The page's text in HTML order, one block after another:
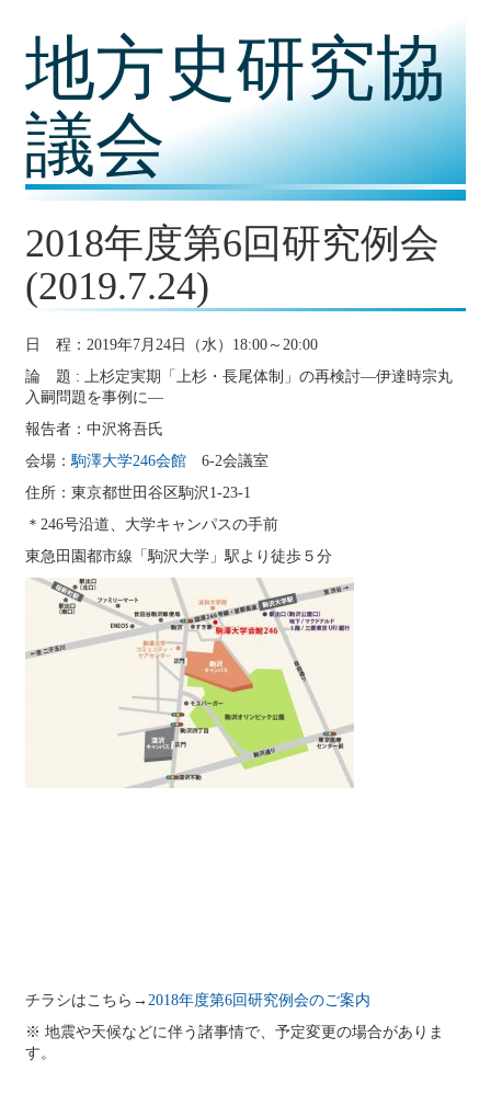
地方史研究協
議会
2018年度第6回研究例会
(2019.7.24)
日 程：2019年7月24日（水）18:00～20:00
論 題 : 上杉定実期「上杉・長尾体制」の再検討―伊達時宗丸
入嗣問題を事例に―
報告者：中沢将吾氏
会場：駒澤大学246会館 6-2会議室
住所：東京都世田谷区駒沢1-23-1
＊246号沿道、大学キャンパスの手前
東急田園都市線「駒沢大学」駅より徒歩５分
チラシはこちら→ 2018年度第6回研究例会のご案内
※ 地震や天候などに伴う諸事情で、予定変更の場合がありま
す。